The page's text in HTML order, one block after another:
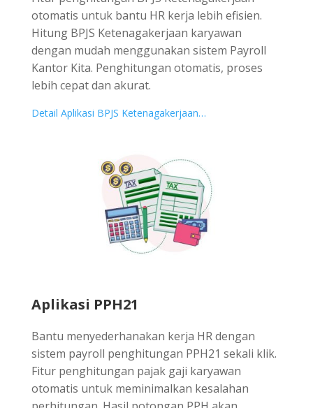
otomatis untuk bantu HR kerja lebih efisien.
Hitung BPJS Ketenagakerjaan karyawan
dengan mudah menggunakan sistem Payroll
Kantor Kita. Penghitungan otomatis, proses
lebih cepat dan akurat.
Detail Aplikasi BPJS Ketenagakerjaan…
Aplikasi PPH21
Bantu menyederhanakan kerja HR dengan
sistem payroll penghitungan PPH21 sekali klik.
Fitur penghitungan pajak gaji karyawan
otomatis untuk meminimalkan kesalahan